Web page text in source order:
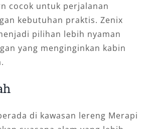
cocok untuk perjalanan
kebutuhan praktis. Zenix
pilihan lebih nyaman
yang menginginkan kabin
di kawasan lereng Merapi